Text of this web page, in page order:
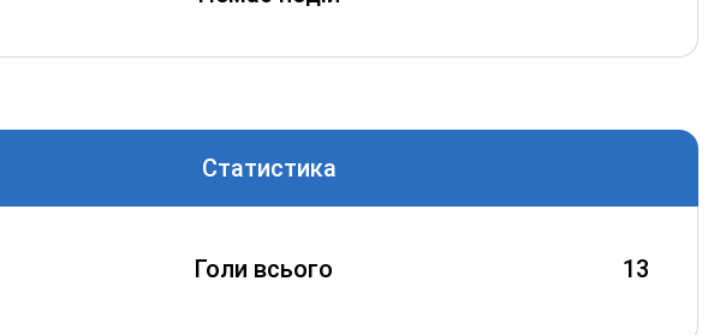
Статистика
Голи всього 13